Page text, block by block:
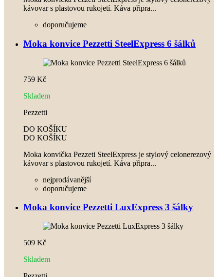
kávovar s plastovou rukojetí. Káva připra...
doporučujeme
Moka konvice Pezzetti SteelExpress 6 šálků
759 Kč
Skladem
Pezzetti
DO KOŠÍKU
DO KOŠÍKU
Moka konvička Pezzeti SteelExpress je stylový celonerezový
kávovar s plastovou rukojetí. Káva připra...
nejprodávanější
doporučujeme
Moka konvice Pezzetti LuxExpress 3 šálky
509 Kč
Skladem